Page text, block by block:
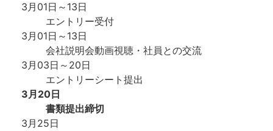
3月01日～13日
エントリー受付
3月01日～13日
会社説明会動画視聴・社員との交流
3月03日～20日
エントリーシート提出
3月20日
書類提出締切
3月25日